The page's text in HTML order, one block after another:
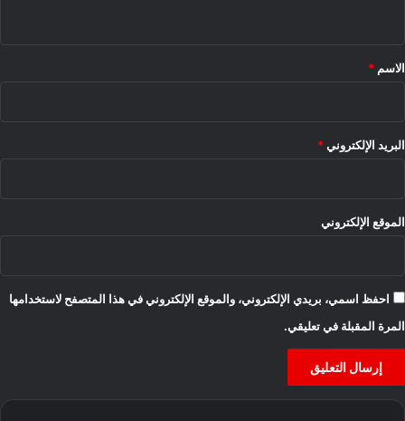
*
الاسم *
البريد الإلكتروني *
الموقع الإلكتروني
احفظ اسمي، بريدي الإلكتروني، والموقع الإلكتروني في هذا المتصفح لاستخدامها
المرة المقبلة في تعليقي.